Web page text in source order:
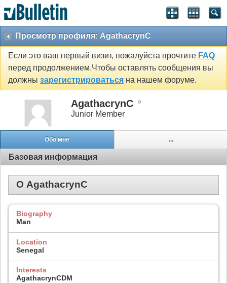
Просмотр профиля: AgathacrynC
Если это ваш первый визит, пожалуйста прочтите FAQ
перед продолжением.Чтобы оставлять сообщения вы
должны зарегистрироваться на нашем форуме.
AgathacrynC
Junior Member
Обо мне ...
Базовая информация
О AgathacrynC
Biography
Man
Location
Senegal
Interests
AgathacrynCDM